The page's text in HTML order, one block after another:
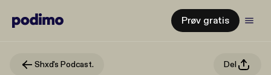
Prøv gratis
Shxd's Podcast. Del